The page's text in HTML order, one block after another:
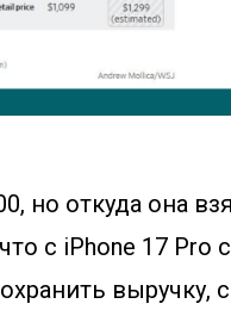
но откуда она
с iPhone 17
выручку,